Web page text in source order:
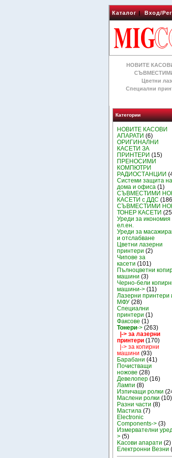
Каталог|Вход/
НОВИТЕ
Цветни
Специални
Категории
НОВИТЕ КАСОВИ
АПАРАТИ (6)
ОРИГИНАЛНИ
КАСЕТИ ЗА
ПРИНТЕРИ (15)
ПРЕНОСИМИ
КОМПЮТРИ
РАДИОСТАНЦИИ
Системи защита на
дома и офиса (1)
СЪВМЕСТИМИ
КАСЕТИ с ДДС
СЪВМЕСТИМИ
ТОНЕР КАСЕТИ
Уреди за икономия
ел.ен.
Уреди за
и отслабване
Цветни лазерни
принтери (2)
Чипове за
касети (101)
Пълноцветни
машини (3)
Черно-бели
машини-> (11)
Лазерни принтери
МФУ (28)
Специални
принтери (1)
Факсове (1)
Тонери-> (263)
|-> за лазерни
принтери (170)
|-> за копирни
машини (93)
Барабани (41)
Почистващи
ножове (28)
Девелопер (16)
Лампи (8)
Изпичащи ролки
Маслени ролки (10)
Разни части (8)
Мастила (7)
Electronic
Components-> (3)
Измервателни
> (5)
Kасови апарати (2)
Електронни Везни